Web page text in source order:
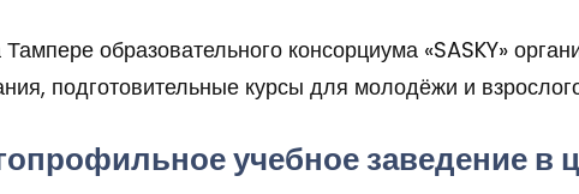
образовательного консорциума «SASKY»
подготовительные курсы для молодёжи и
учебное заведение в